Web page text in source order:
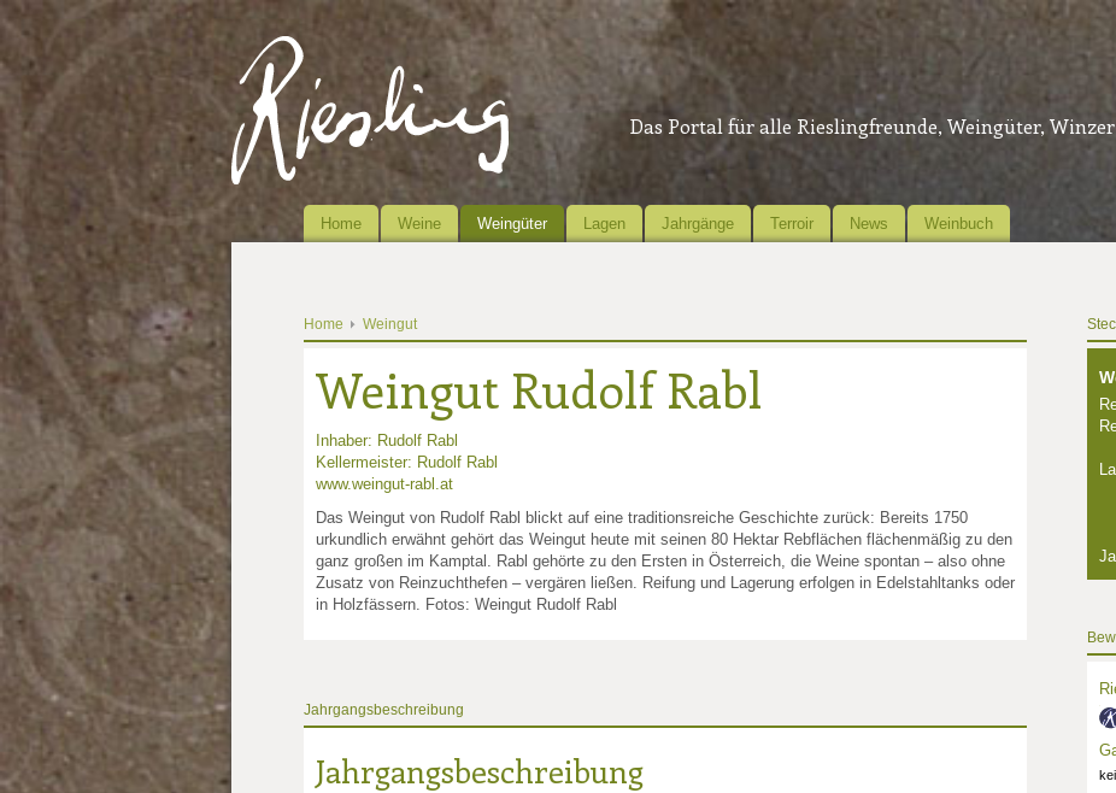
Das Portal für alle Rieslingfreunde, Weingüter,
Home Weine Weingüter Lagen Jahrgänge Terroir News Weinbuch
Home Weingut
Weingut Rudolf Rabl
Inhaber: Rudolf Rabl
Kellermeister: Rudolf Rabl
www.weingut-rabl.at
Das Weingut von Rudolf Rabl blickt auf eine traditionsreiche Geschichte zurück: Bereits 1750
urkundlich erwähnt gehört das Weingut heute mit seinen 80 Hektar Rebflächen flächenmäßig zu den
ganz großen im Kamptal. Rabl gehörte zu den Ersten in Österreich, die Weine spontan – also ohne
Zusatz von Reinzuchthefen – vergären ließen. Reifung und Lagerung erfolgen in Edelstahltanks oder
in Holzfässern. Fotos: Weingut Rudolf Rabl
Jahrgangsbeschreibung
Jahrgangsbeschreibung
2.5
Punkte: 2.5